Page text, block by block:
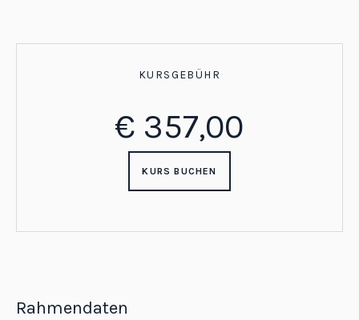
Rahmendaten
KURSGEBÜHR
€ 357,00
KURS BUCHEN